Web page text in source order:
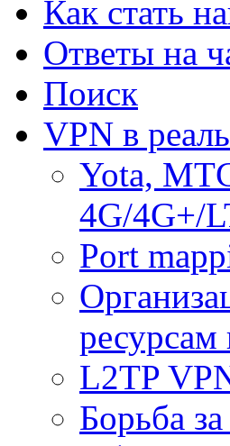
Как стать
Ответы на
Поиск
VPN в
Yota,
4G/4G+/
Port
L2TP
Борьба